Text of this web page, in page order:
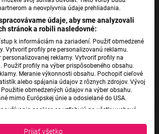
a neovplyvnia údaje prehliadania.
údaje, aby sme analyzovali
stránok a robili nasledovné:
k informáciám na zariadení. Použiť obmedzené
Vytvoriť profily pre personalizovanú reklamu.
personalizovanej reklamy. Vytvoriť profily na
Použiť profily na výber prispôsobeného obsahu.
Meranie výkonnosti obsahu. Pochopiť cieľové
alebo spájania údajov z rôznych zdrojov. Vývoj
obmedzených údajov na výber obsahu.
mimo Európskej únie a odosielané do USA.
cookies sa vzťahujú na všetky webové
Rádio Patria, Rádio Devín, RTVS, Hudobné
Prijať všetko